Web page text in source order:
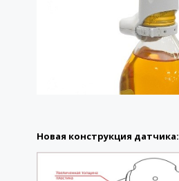
Новая конструкция датчика: